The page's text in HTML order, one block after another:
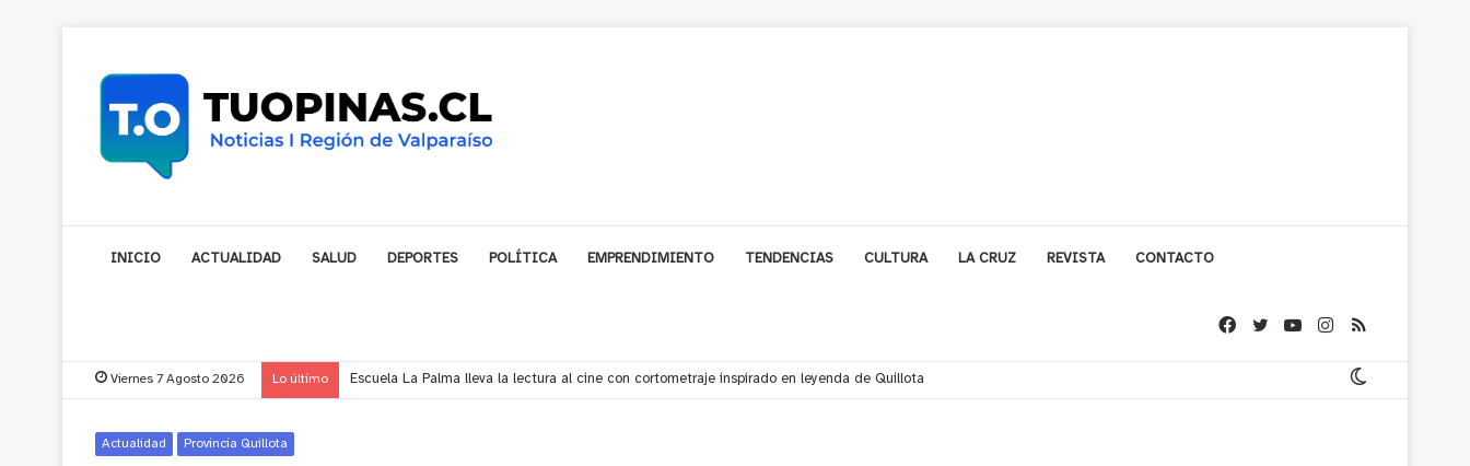
INICIO ACTUALIDAD SALUD DEPORTES POLÍTICA EMPRENDIMIENTO TENDENCIAS CULTURA LA CRUZ REVISTA CONTACTO
Viernes 7 Agosto 2026 Lo último ¿Está pensando en cambiarse de trabajo? Cinco claves para decidir en medio del alto desempleo
Actualidad Provincia Quillota